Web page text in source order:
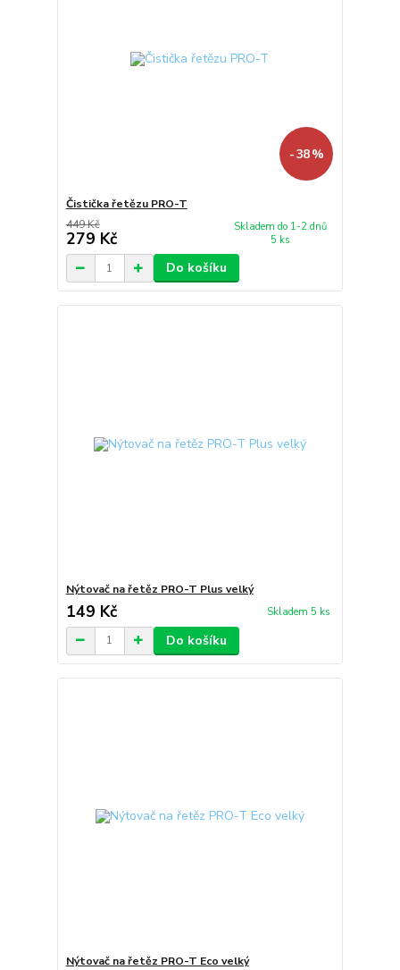
- 38 %
Čistička řetězu PRO-T
449 Kč
279 Kč
Skladem do 1-2 dnů
5 ks
Do košíku
Nýtovač na řetěz PRO-T Plus velký
149 Kč Skladem 5 ks
Do košíku
Nýtovač na řetěz PRO-T Eco velký